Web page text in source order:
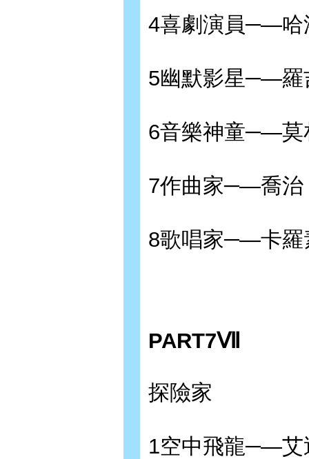
4喜劇演員─—哈
5幽默影星─—羅
6音樂神童─—莫
7作曲家─—喬治
8歌唱家─—卡羅
PART7Ⅶ
探險家
1空中飛龍─—艾